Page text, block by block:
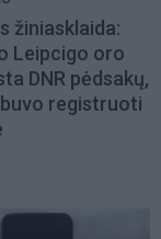
žiniasklaida:
Leipcigo oro
DNR pėdsakų,
registruoti